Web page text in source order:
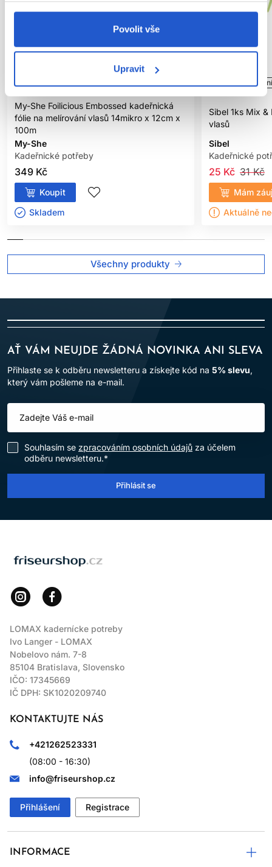
Povolit vše
Upravit
My-She Foilicious Embossed kadeřnická
fólie na melírování vlasů 14mikro x 12cm x
100m
My-She
Kadeřnické potřeby
349 Kč
Koupit
Skladem ㅤ
Sibel 1ks Mix
vlasů
Sibel
Kadeřnické
31 Kč
25 Kč
Mám
Aktuálně
Všechny produkty
AŤ VÁM NEUJDE ŽÁDNÁ NOVINKA ANI SLEVA
Přihlaste se k odběru newsletteru a získejte kód na 5% slevu,
který vám pošleme na e-mail.
Souhlasím se zpracováním osobních údajů za účelem
odběru newsletteru.*
Přihlásit se
LOMAX kadernícke potreby
Ivo Langer - LOMAX
Nobelovo nám. 7-8
85104 Bratislava, Slovensko
IČO: 17345669
IČ DPH: SK1020209740
KONTAKTUJTE NÁS
+421262523331
(08:00 - 16:30)
info@friseurshop.cz
Přihlášení Registrace
INFORMACE